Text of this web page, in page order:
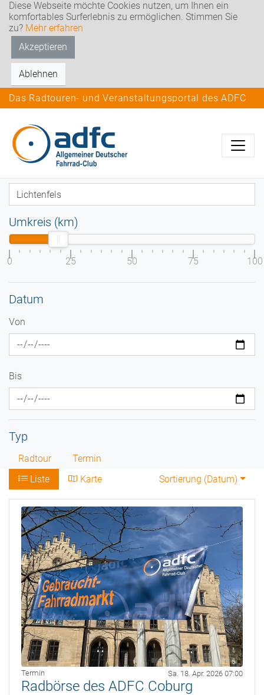
Diese Webseite möchte Cookies nutzen, um Ihnen ein
komfortables Surferlebnis zu ermöglichen. Stimmen Sie
zu? Mehr erfahren
Akzeptieren
Ablehnen
Das Radtouren- und Veranstaltungsportal des ADFC
Umkreis (km)
0 25 50 75 100
Datum
Von
Bis
Typ
Radtour
Termin
Liste
Karte Sortierung (Datum)
Termin Sa. 18. Apr. 2026 07:00
Radbörse des ADFC Coburg